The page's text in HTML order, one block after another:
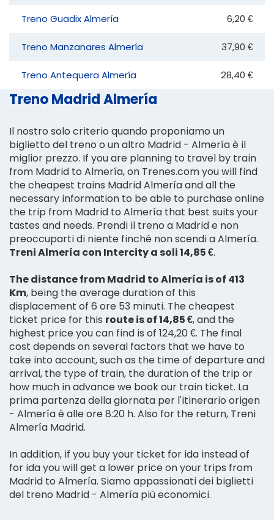
Treno Guadix Almería 6,20 €
Treno Manzanares Almería 37,90 €
Treno Antequera Almería 28,40 €
Treno Madrid Almería
Il nostro solo criterio quando proponiamo un
biglietto del treno o un altro Madrid - Almería è il
miglior prezzo. If you are planning to travel by train
from Madrid to Almería, on Trenes.com you will find
the cheapest trains Madrid Almería and all the
necessary information to be able to purchase online
the trip from Madrid to Almería that best suits your
tastes and needs. Prendi il treno a Madrid e non
preoccuparti di niente finché non scendi a Almería.
Treni Almería con Intercity a soli 14,85 €.
The distance from Madrid to Almería is of 413
Km, being the average duration of this
displacement of 6 ore 53 minuti. The cheapest
ticket price for this route is of 14,85 €, and the
highest price you can find is of 124,20 €. The final
cost depends on several factors that we have to
take into account, such as the time of departure and
arrival, the type of train, the duration of the trip or
how much in advance we book our train ticket. La
prima partenza della giornata per l'itinerario origen
- Almería è alle ore 8:20 h. Also for the return, Treni
Almería Madrid.
In addition, if you buy your ticket for ida instead of
for ida you will get a lower price on your trips from
Madrid to Almería. Siamo appassionati dei biglietti
del treno Madrid - Almería più economici.